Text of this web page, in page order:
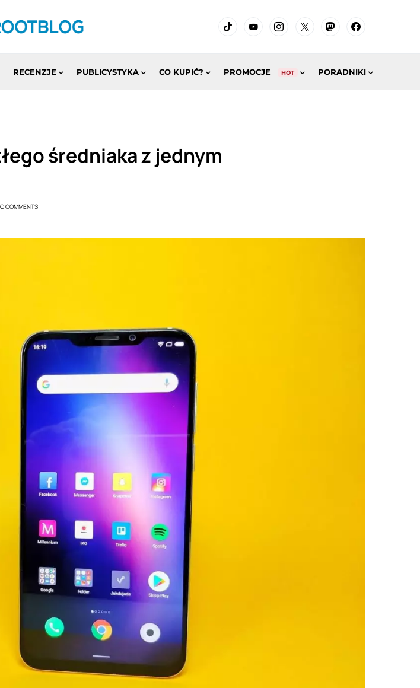
RECENZJE PUBLICYSTYKA CO KUPIĆ? PROMOCJE HOT PORADNIKI
średniaka z jednym
COMMENTS